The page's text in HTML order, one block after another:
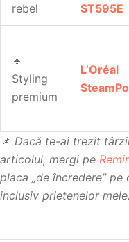
rebel
ST595E
🔹
Styling
premium
L’Oréal
📌 Dacă te-ai trezit
articolul, mergi pe
placa „de încredere”
inclusiv prietenelor mele.